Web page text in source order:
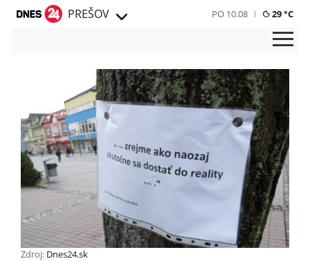
PREŠOV PO 10.08 29 °C
Zdroj: Dnes24.sk